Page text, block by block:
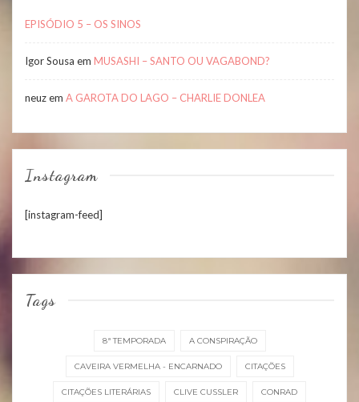
EPISÓDIO 5 – OS SINOS
Igor Sousa em MUSASHI – SANTO OU VAGABOND?
neuzem A GAROTA DO LAGO – CHARLIE DONLEA
Instagram
[instagram-feed]
Tags
8ª TEMPORADA A CONSPIRAÇÃO
CAVEIRA VERMELHA - ENCARNADO CITAÇÕES
CITAÇÕES LITERÁRIAS CLIVE CUSSLER CONRAD